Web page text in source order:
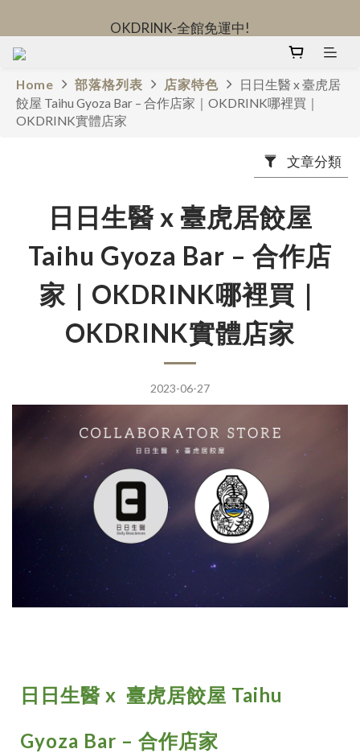
OKDRINK-全館免運中!
OKDRINK-全館免運中!
立即加入日日秘密社群-領取限定優惠
OKDRINK-全館免運中!
Home 部落格列表 店家特色
日日生醫 x 臺虎居
餃屋 Taihu Gyoza Bar – 合作店家｜OKDRINK哪裡買｜
OKDRINK實體店家
文章分類
日日生醫 x 臺虎居餃屋
Taihu Gyoza Bar – 合作店
家｜OKDRINK哪裡買｜
OKDRINK實體店家
2023-06-27
日日生醫 x 臺虎居餃屋 Taihu
Gyoza Bar – 合作店家